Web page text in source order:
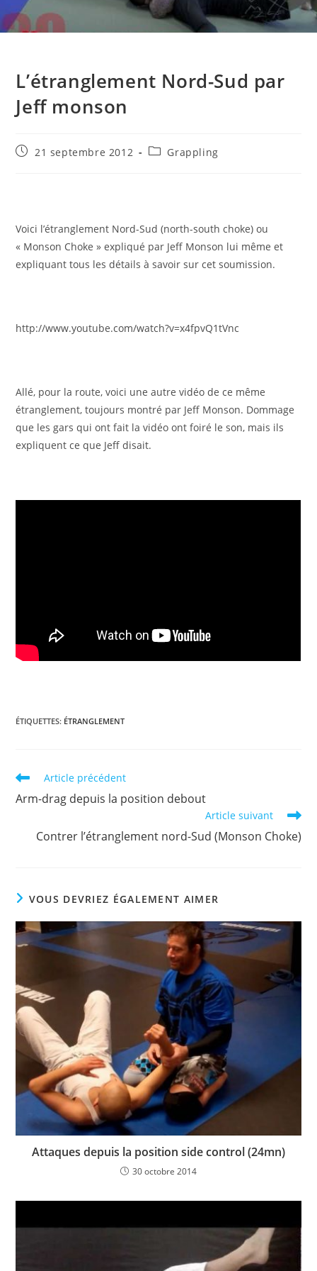
L’étranglement Nord-Sud par
Jeff monson
Publication
21 septembre 2012
PostGrappling
Voici l’étranglement Nord-Sud (north-south choke) ou
« Monson Choke » expliqué par Jeff Monson lui même et
expliquant tous les détails à savoir sur cet soumission.
http://www.youtube.com/watch?v=x4fpvQ1tVnc
Allé, pour la route, voici une autre vidéo de ce même
étranglement, toujours montré par Jeff Monson. Dommage
que les gars qui ont fait la vidéo ont foiré le son, mais ils
expliquent ce que Jeff disait.
ÉTIQUETTES: ÉTRANGLEMENT
Read
articles
Article précédent
Arm-drag depuis la position debout
Article suivant
Contrer l’étranglement nord-Sud (Monson Choke)
VOUS DEVRIEZ ÉGALEMENT AIMER
Attaques depuis la position side control (24mn)
30 octobre 2014